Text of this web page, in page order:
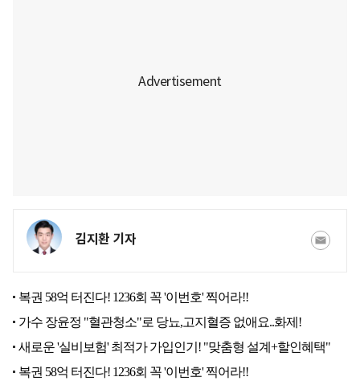
김지환 기자